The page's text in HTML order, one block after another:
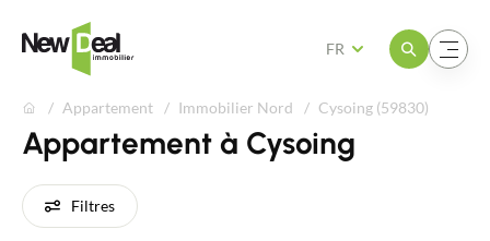
Ouvrir le menuOuvrir le menu
FR
Appartement Immobilier Nord Cysoing (59830)
Appartement à Cysoing
Filtres